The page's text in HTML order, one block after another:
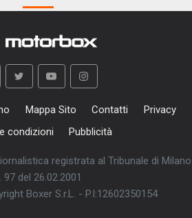
Mappa Sito Contatti
Privacy
condizioni
Pubblicità
registrata al Tribunale di Milano
97 del 26.02.2001
Boxer S.r.L. - P.I:12602350154